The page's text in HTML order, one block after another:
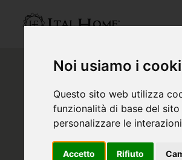
Noi usiamo i
Questo sito web utilizza
funzionalità di base del sito
personalizzare le
Accetto Rifiuto